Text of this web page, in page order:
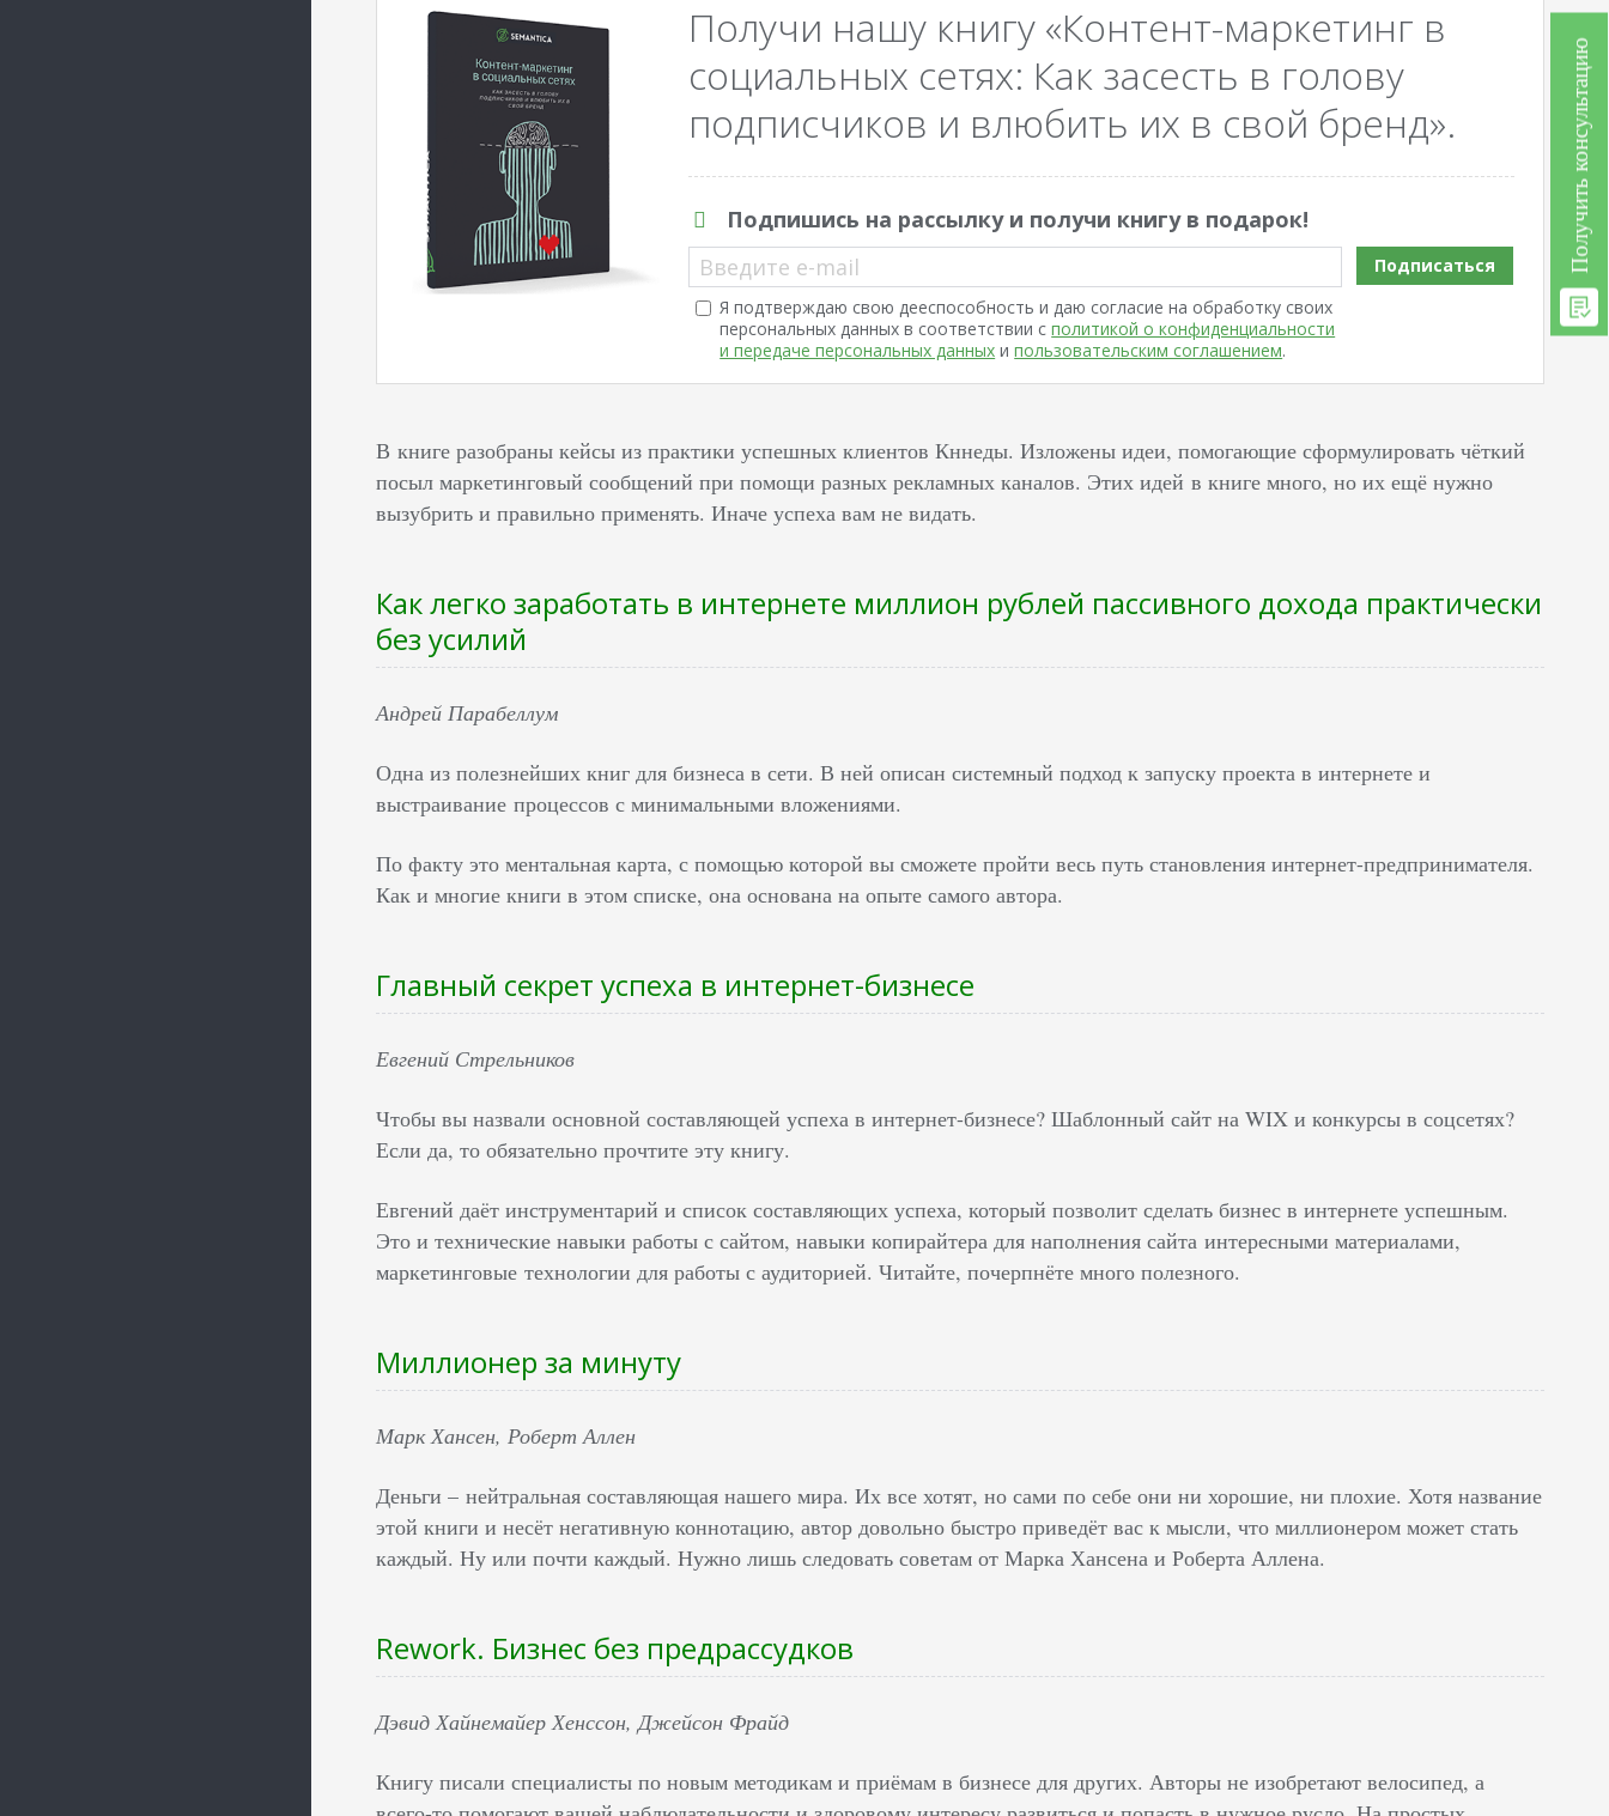
Получи нашу книгу «Контент-маркетинг в
социальных сетях: Как засесть в голову
подписчиков и влюбить их в свой бренд».
Подпишись на рассылку и получи книгу в подарок!
Введите e-mail
Я подтверждаю свою дееспособность и даю согласие на обработку своих
персональных данных в соответствии сполитикой о конфиденциальности
и передаче персональных данных ипользовательским соглашением.
Подписаться
В книге разобраны кейсы из практики успешных клиентов Кннеды. Изложены идеи, помогающие сформулировать чёткий
посыл маркетинговый сообщений при помощи разных рекламных каналов. Этих идей в книге много, но их ещё нужно
вызубрить и правильно применять. Иначе успеха вам не видать.
Как легко заработать в интернете миллион рублей пассивного дохода практически
без усилий
Андрей Парабеллум
Одна из полезнейших книг для бизнеса в сети. В ней описан системный подход к запуску проекта в интернете и
выстраивание процессов с минимальными вложениями.
По факту это ментальная карта, с помощью которой вы сможете пройти весь путь становления интернет-предпринимателя.
Как и многие книги в этом списке, она основана на опыте самого автора.
Главный секрет успеха в интернет-бизнесе
Евгений Стрельников
Чтобы вы назвали основной составляющей успеха в интернет-бизнесе? Шаблонный сайт на WIX и конкурсы в соцсетях?
Если да, то обязательно прочтите эту книгу.
Евгений даёт инструментарий и список составляющих успеха, который позволит сделать бизнес в интернете успешным.
Это и технические навыки работы с сайтом, навыки копирайтера для наполнения сайта интересными материалами,
маркетинговые технологии для работы с аудиторией. Читайте, почерпнёте много полезного.
Миллионер за минуту
Марк Хансен, Роберт Аллен
Деньги – нейтральная составляющая нашего мира. Их все хотят, но сами по себе они ни хорошие, ни плохие. Хотя название
этой книги и несёт негативную коннотацию, автор довольно быстро приведёт вас к мысли, что миллионером может стать
каждый. Ну или почти каждый. Нужно лишь следовать советам от Марка Хансена и Роберта Аллена.
Rework. Бизнес без предрассудков
Дэвид Хайнемайер Хенссон, Джейсон Фрайд
Книгу писали специалисты по новым методикам и приёмам в бизнесе для других. Авторы не изобретают велосипед, а
Получить консультацию